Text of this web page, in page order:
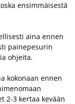
ensimmäisestä
aina ennen
painepesurin
ohjeita.
kokonaan ennen
2-3 kertaa kevään